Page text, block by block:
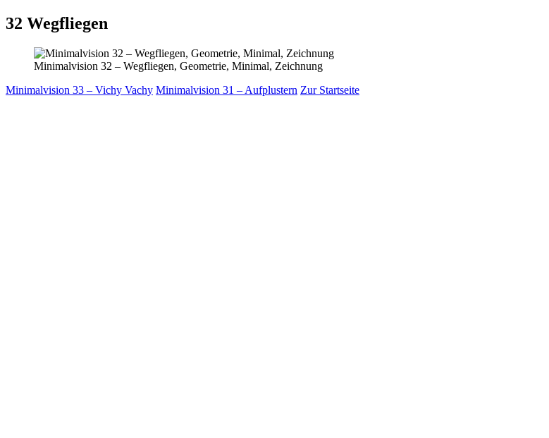
32 Wegfliegen
Minimalvision 32 – Wegfliegen, Geometrie, Minimal, Zeichnung
Minimalvision 33 – Vichy Vachy Minimalvision 31 – Aufplustern Zur Startseite